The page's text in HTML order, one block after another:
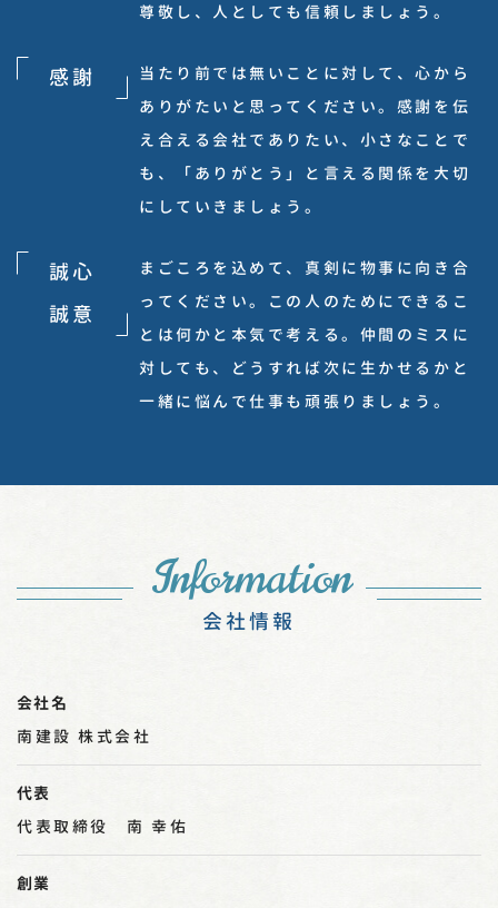
尊敬し、人としても信頼しましょう。
感謝
当たり前では無いことに対して、心から
ありがたいと思ってください。感謝を伝
え合える会社でありたい、小さなことで
も、「ありがとう」と言える関係を大切
にしていきましょう。
誠心
誠意
まごころを込めて、真剣に物事に向き合
ってください。この人のためにできるこ
とは何かと本気で考える。仲間のミスに
対しても、どうすれば次に生かせるかと
一緒に悩んで仕事も頑張りましょう。
Information
会社情報
会社名
南建設 株式会社
代表
代表取締役 南 幸佑
創業